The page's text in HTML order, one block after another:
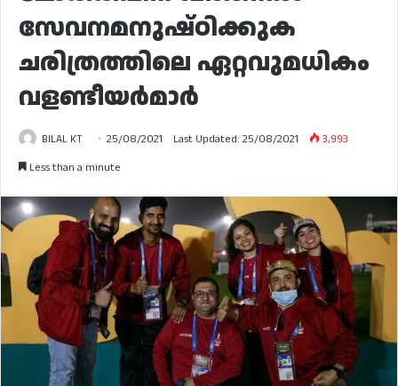
സേവനമനുഷ്ഠിക്കുക
ചരിത്രത്തിലെ ഏറ്റവുമധികം
വളണ്ടീയർമാർ
BILAL KT 25/08/2021 Last Updated: 25/08/2021
3,993
Less than a minute